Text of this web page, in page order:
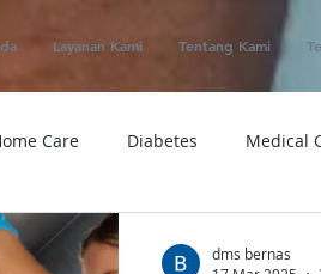
Layanan Kami Tentang Kami
Care Diabetes Medical
Macam-macam Penyakit
dms bernas